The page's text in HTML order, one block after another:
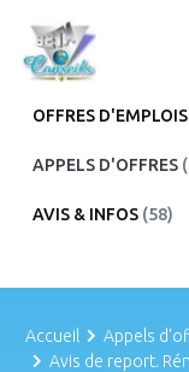
OFFRES D'EMPLOIS
APPELS D'OFFRES
AVIS & INFOS (58)
Accueil
Appels
Avis de report.